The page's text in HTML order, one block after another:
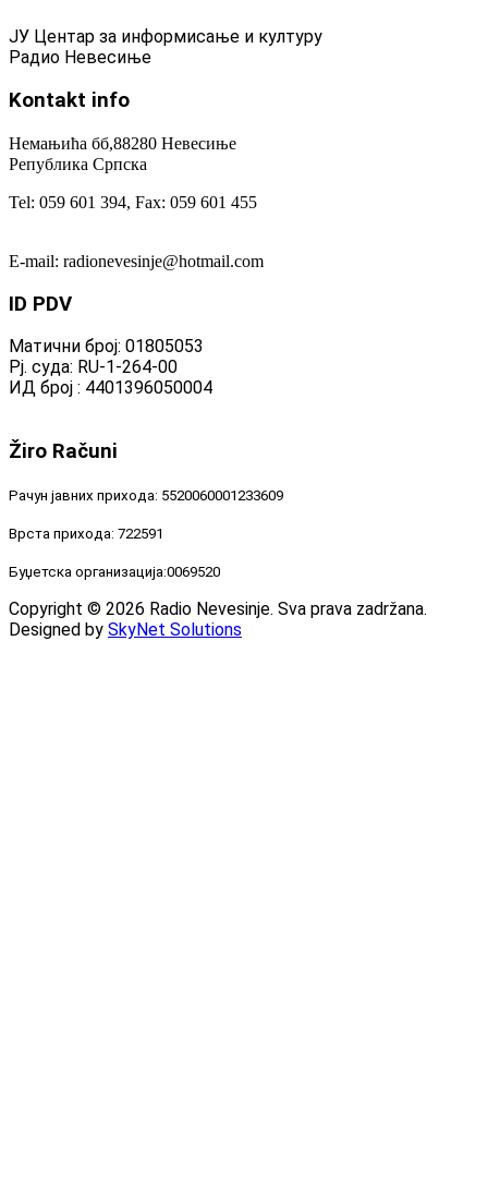
ЈУ Центар за информисање и културу
Радио Невесиње
Kontakt info
Немањића бб,88280 Невесиње
Република Српска
Tel: 059 601 394, Fax: 059 601 455
E-mail: radionevesinje@hotmail.com
ID PDV
Матични број: 01805053
Рј. суда: RU-1-264-00
ИД број : 4401396050004
Žiro Računi
Рачун јавних прихода: 5520060001233609
Врста прихода: 722591
Буџетска организација:0069520
Copyright © 2026 Radio Nevesinje. Sva prava zadržana.
Designed by SkyNet Solutions